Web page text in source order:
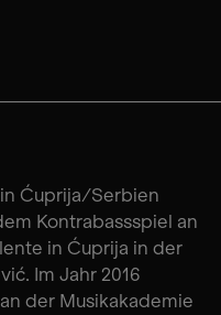
in Ćuprija/Serbien
Kontrabassspiel an
in Ćuprija in der
Im Jahr 2016
der Musikakademie